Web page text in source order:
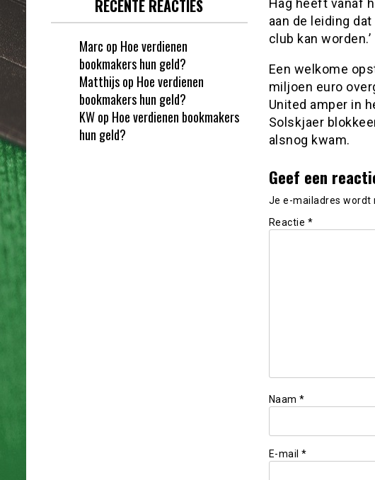
Hag heeft vanaf
aan de leiding
club kan worden.’
Een welkome
miljoen euro
United amper in
Solskjaer
alsnog kwam.
Geef een
Je e-mailadres wordt
Reactie *
Naam *
E-mail *
RECENTE REACTIES
Marc op Hoe verdienen
bookmakers hun geld?
Matthijsop Hoe verdienen
bookmakers hun geld?
KWop Hoe verdienen bookmakers
hun geld?